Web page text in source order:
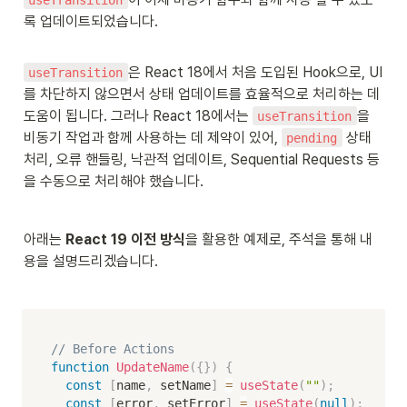
록 업데이트되었습니다.
useTransition 은 React 18에서 처음 도입된 Hook으로, UI
를 차단하지 않으면서 상태 업데이트를 효율적으로 처리하는 데
도움이 됩니다. 그러나 React 18에서는
useTransition 을
비동기 작업과 함께 사용하는 데 제약이 있어,
pending
상태
처리, 오류 핸들링, 낙관적 업데이트, Sequential Requests 등
을 수동으로 처리해야 했습니다.
아래는 React 19 이전 방식을 활용한 예제로, 주석을 통해 내
용을 설명드리겠습니다.
// Before Actions
function UpdateName({})
{
const
[name, setName] = useState( "") ;
const
[error, setError] = useState(null ) ;